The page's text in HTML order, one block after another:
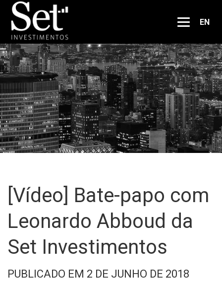
EN
[Vídeo] Bate-papo com
Leonardo Abboud da
Set Investimentos
PUBLICADO EM 2 DE JUNHO DE 2018